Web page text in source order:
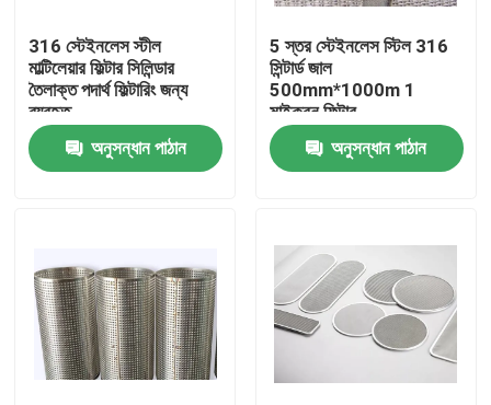
পণ্য
316 স্টেইনলেস স্টীল
মাল্টিলেয়ার ফিল্টার সিলিন্ডার
তৈলাক্ত পদার্থ ফিল্টারিং জন্য
ব্যবহৃত
অনুসন্ধান পাঠান
5 স্তর স্টেইনলেস স্টিল 316
সিন্টার্ড জাল
500mm*1000m 1
মাইক্রন ফিল্টার
অনুসন্ধান পাঠান